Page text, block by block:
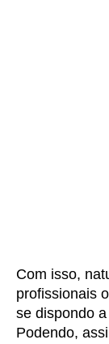
Com isso,
profissionais
se dispondo
Podendo,